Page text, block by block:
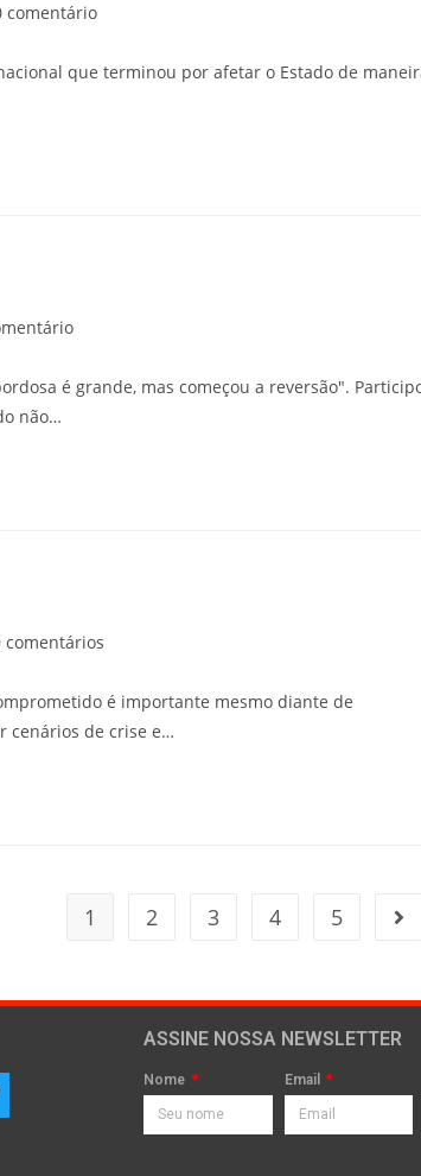
comentário
que terminou por afetar o Estado de
é grande, mas começou a reversão".
não…
comentários
é importante mesmo diante de
cenários de crise e…
1 2 3 4 5
ASSINE NOSSA NEWSLETTER
Nome Email